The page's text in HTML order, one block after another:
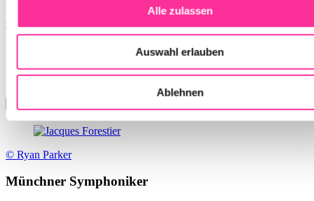
Alle zulassen
Auswahl erlauben
Ablehnen
© Arlet Ulfers
Münchner Symphoniker
Di., 10.11.2026
© Ryan Parker
Münchner Symphoniker